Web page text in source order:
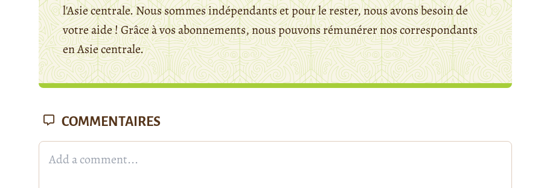
l'Asie centrale. Nous sommes indépendants et pour le rester, nous avons besoin de
votre aide ! Grâce à vos abonnements, nous pouvons rémunérer nos correspondants
en Asie centrale.
COMMENTAIRES